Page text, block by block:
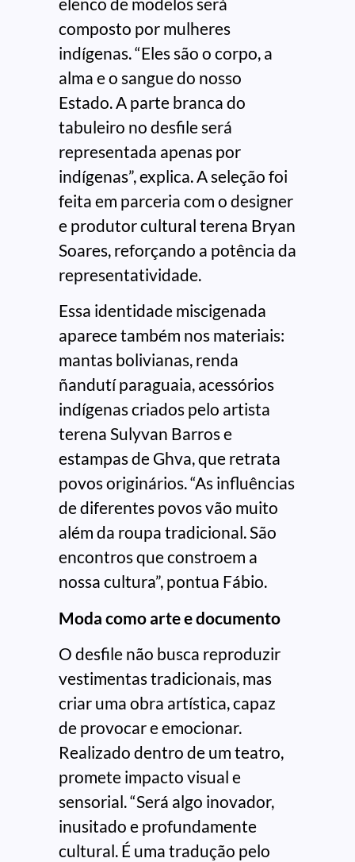
composto por mulheres
indígenas. “Eles são o corpo, a
alma e o sangue do nosso
Estado. A parte branca do
tabuleiro no desfile será
representada apenas por
indígenas”, explica. A seleção foi
feita em parceria com o designer
e produtor cultural terena Bryan
Soares, reforçando a potência da
representatividade.
Essa identidade miscigenada
aparece também nos materiais:
mantas bolivianas, renda
ñandutí paraguaia, acessórios
indígenas criados pelo artista
terena Sulyvan Barros e
estampas de Ghva, que retrata
povos originários. “As influências
de diferentes povos vão muito
além da roupa tradicional. São
encontros que constroem a
nossa cultura”, pontua Fábio.
Moda como arte e documento
O desfile não busca reproduzir
vestimentas tradicionais, mas
criar uma obra artística, capaz
de provocar e emocionar.
Realizado dentro de um teatro,
promete impacto visual e
sensorial. “Será algo inovador,
inusitado e profundamente
cultural. É uma tradução pelo